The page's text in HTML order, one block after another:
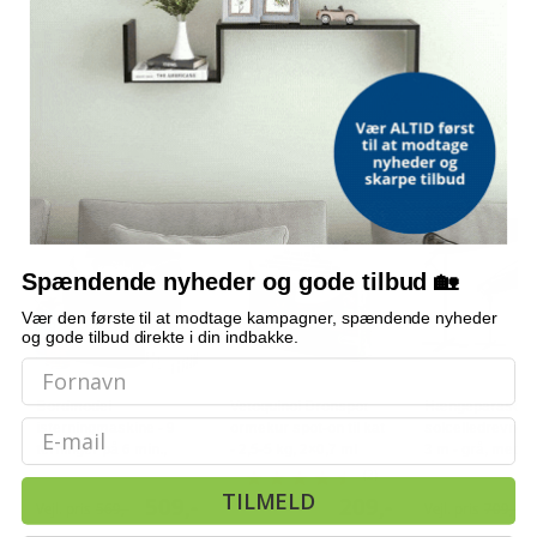
betrukne senge seng
senge
sengestel med madras
POPULÆR
Bordmodel
terninger på 6 min.,
Vetoquinol Dronspot
(2)
POPULÆR
Hængeparasols
Spændende nyheder og gode tilbud 🏡
Vær den første til at modtage kampagner, spændende nyheder
og gode tilbud direkte i din indbakke.
Email
TILMELD